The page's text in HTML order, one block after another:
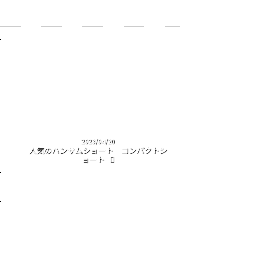
2023/04/20
人気のハンサムショート コンパクトシ
ョート